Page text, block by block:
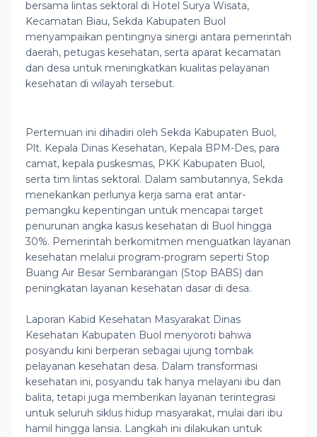
bersama lintas sektoral di Hotel Surya Wisata,
Kecamatan Biau, Sekda Kabupaten Buol
menyampaikan pentingnya sinergi antara pemerintah
daerah, petugas kesehatan, serta aparat kecamatan
dan desa untuk meningkatkan kualitas pelayanan
kesehatan di wilayah tersebut.
Pertemuan ini dihadiri oleh Sekda Kabupaten Buol,
Plt. Kepala Dinas Kesehatan, Kepala BPM-Des, para
camat, kepala puskesmas, PKK Kabupaten Buol,
serta tim lintas sektoral. Dalam sambutannya, Sekda
menekankan perlunya kerja sama erat antar-
pemangku kepentingan untuk mencapai target
penurunan angka kasus kesehatan di Buol hingga
30%. Pemerintah berkomitmen menguatkan layanan
kesehatan melalui program-program seperti Stop
Buang Air Besar Sembarangan (Stop BABS) dan
peningkatan layanan kesehatan dasar di desa.
Laporan Kabid Kesehatan Masyarakat Dinas
Kesehatan Kabupaten Buol menyoroti bahwa
posyandu kini berperan sebagai ujung tombak
pelayanan kesehatan desa. Dalam transformasi
kesehatan ini, posyandu tak hanya melayani ibu dan
balita, tetapi juga memberikan layanan terintegrasi
untuk seluruh siklus hidup masyarakat, mulai dari ibu
hamil hingga lansia. Langkah ini dilakukan untuk